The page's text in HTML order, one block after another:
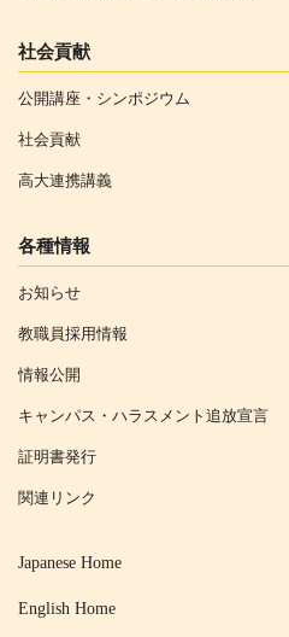
社会貢献
公開講座・シンポジウム
社会貢献
高大連携講義
各種情報
お知らせ
教職員採用情報
情報公開
キャンパス・ハラスメント追放宣言
証明書発行
関連リンク
Japanese Home
English Home